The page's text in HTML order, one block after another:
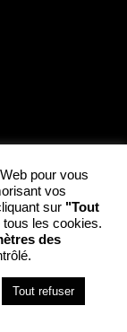
pour vous
vos
sur "Tout
les cookies.
des
Tout refuser